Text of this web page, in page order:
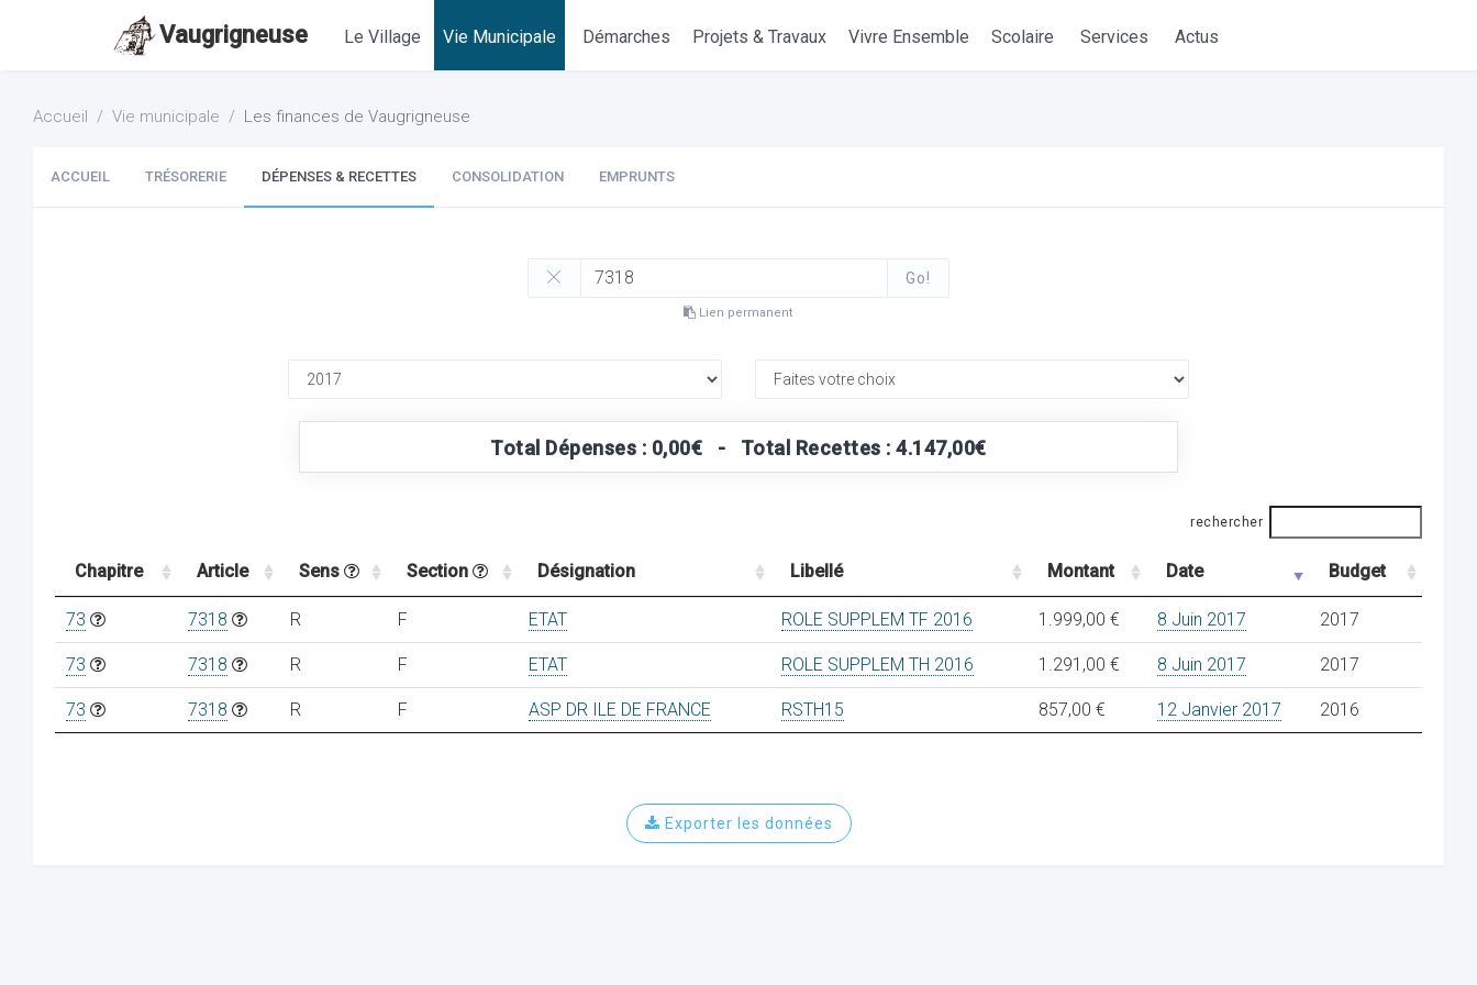
Vaugrigneuse Le Village Vie Municipale Démarches Projets & Travaux Vivre Ensemble Scolaire Services Actus
Accueil Vie municipale Les finances de Vaugrigneuse
ACCUEIL TRÉSORERIE DÉPENSES & RECETTES CONSOLIDATION EMPRUNTS
Go!
Lien permanent
Total Dépenses : 0,00€ - Total Recettes : 4.147,00€
rechercher
Chapitre Article Sens Section Désignation Libellé Montant Date Budget
73 7318 R F ETAT ROLE SUPPLEM TF 2016 1.999,00 € 8 Juin 2017 2017
73 7318 R F ETAT ROLE SUPPLEM TH 2016 1.291,00 € 8 Juin 2017 2017
73 7318 R F ASP DR ILE DE FRANCE RSTH15 857,00 € 12 Janvier 2017 2016
Exporter les données